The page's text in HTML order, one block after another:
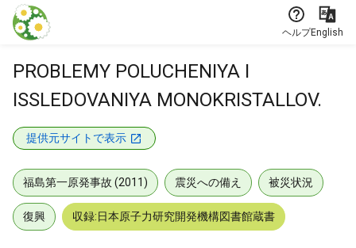
本文に飛ぶ
ヘルプEnglish
PROBLEMY POLUCHENIYA I
ISSLEDOVANIYA MONOKRISTALLOV.
提供元サイトで表示
福島第一原発事故 (2011) 震災への備え 被災状況
復興 収録:日本原子力研究開発機構図書館蔵書